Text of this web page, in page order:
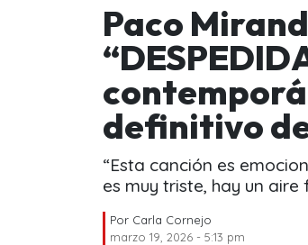
Paco
definitivo
“Esta canción es
es muy triste, hay un aire
Por Carla Cornejo
marzo 19, 2026 - 5:13 pm